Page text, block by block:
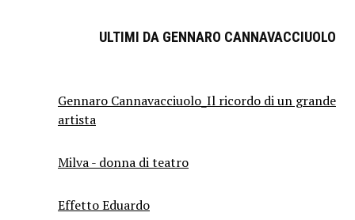
ULTIMI DA GENNARO CANNAVACCIUOLO
Gennaro Cannavacciuolo_Il ricordo di un grande
artista
Milva - donna di teatro
Effetto Eduardo